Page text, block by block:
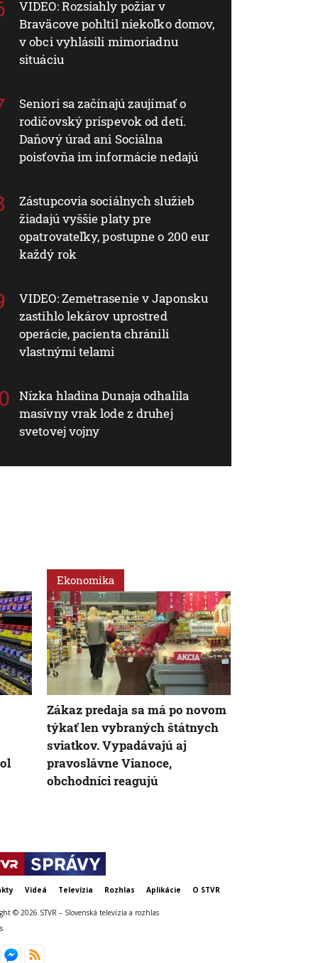
VIDEO: Rozsiahly požiar v
Braväcove pohltil niekoľko domov,
v obci vyhlásili mimoriadnu
situáciu
Seniori sa začínajú zaujímať o
rodičovský príspevok od detí.
Daňový úrad ani Sociálna
poisťovňa im informácie nedajú
Zástupcovia sociálnych služieb
žiadajú vyššie platy pre
opatrovateľky, postupne o 200 eur
každý rok
VIDEO: Zemetrasenie v Japonsku
zastihlo lekárov uprostred
operácie, pacienta chránili
vlastnými telami
Nízka hladina Dunaja odhalila
masívny vrak lode z druhej
svetovej vojny
Ekonomika
Zákaz predaja sa má po novom
týkať len vybraných štátnych
sviatkov. Vypadávajú aj
pravoslávne Vianoce,
obchodníci reagujú
Videá Televízia Rozhlas Aplikácie O STVR
© 2026 STVR – Slovenská televízia a rozhlas